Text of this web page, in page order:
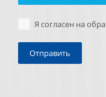
Я согласен на